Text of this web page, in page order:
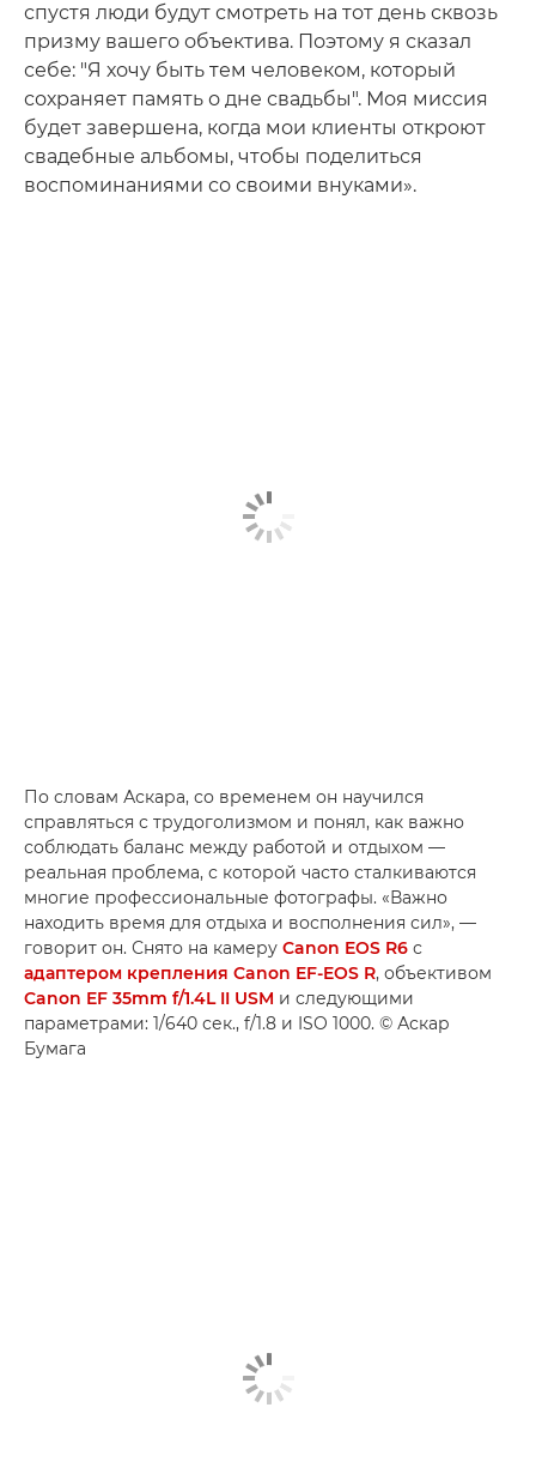
спустя люди будут смотреть на тот день сквозь
призму вашего объектива. Поэтому я сказал
себе: "Я хочу быть тем человеком, который
сохраняет память о дне свадьбы". Моя миссия
будет завершена, когда мои клиенты откроют
свадебные альбомы, чтобы поделиться
воспоминаниями со своими внуками».
По словам Аскара, со временем он научился
справляться с трудоголизмом и понял, как важно
соблюдать баланс между работой и отдыхом —
реальная проблема, с которой часто сталкиваются
многие профессиональные фотографы. «Важно
находить время для отдыха и восполнения сил», —
говорит он. Снято на камеру Canon EOS R6 с
адаптером крепления Canon EF-EOS R, объективом
Canon EF 35mm f/1.4L II USM и следующими
параметрами: 1/640 сек., f/1.8 и ISO 1000. © Аскар
Бумага